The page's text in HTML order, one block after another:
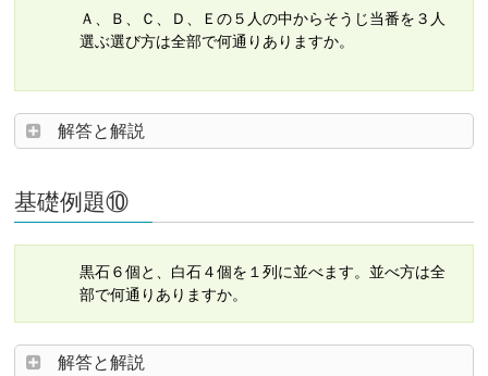
Ａ、Ｂ、Ｃ、Ｄ、Ｅの５人の中からそうじ当番を３人
選ぶ選び方は全部で何通りありますか。
解答と解説
基礎例題⑩
黒石６個と、白石４個を１列に並べます。並べ方は全
部で何通りありますか。
解答と解説